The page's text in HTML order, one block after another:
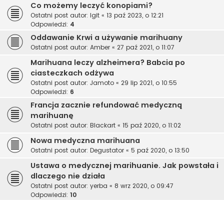
Co możemy leczyć konopiami?
Ostatni post autor: Igit « 13 paź 2023, o 12:21
Odpowiedzi: 4
Oddawanie Krwi a używanie marihuany
Ostatni post autor: Amber « 27 paź 2021, o 11:07
Marihuana leczy alzheimera? Babcia po
ciasteczkach odżywa
Ostatni post autor: Jamoto « 29 lip 2021, o 10:55
Odpowiedzi: 6
Francja zacznie refundować medyczną
marihuanę
Ostatni post autor: Blackart « 15 paź 2020, o 11:02
Nowa medyczna marihuana
Ostatni post autor: Degustator « 5 paź 2020, o 13:50
Ustawa o medycznej marihuanie. Jak powstała i
dlaczego nie działa
Ostatni post autor: yerba « 8 wrz 2020, o 09:47
Odpowiedzi: 10